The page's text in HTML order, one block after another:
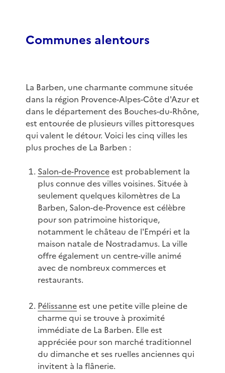
Communes alentours
La Barben, une charmante commune située
dans la région Provence-Alpes-Côte d'Azur et
dans le département des Bouches-du-Rhône,
est entourée de plusieurs villes pittoresques
qui valent le détour. Voici les cinq villes les
plus proches de La Barben :
Salon-de-Provenceest probablement la
plus connue des villes voisines. Située à
seulement quelques kilomètres de La
Barben, Salon-de-Provence est célèbre
pour son patrimoine historique,
notamment le château de l'Empéri et la
maison natale de Nostradamus. La ville
offre également un centre-ville animé
avec de nombreux commerces et
restaurants.
Pélissanneest une petite ville pleine de
charme qui se trouve à proximité
immédiate de La Barben. Elle est
appréciée pour son marché traditionnel
du dimanche et ses ruelles anciennes qui
invitent à la flânerie.